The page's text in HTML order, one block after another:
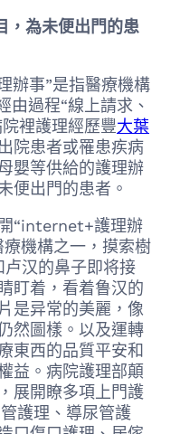
，為未便出門的患
辦事”是指醫療機構
過程“線上請求、
裡護理經歷豐大葉
院患者或罹患疾病
嬰等供給的護理辦
便出門的患者。
“internet+護理辦
機構之一，摸索樹
汉的鼻子即将接
盯着，看着鲁汉的
是异常的美麗，像
然圖樣。以及運轉
東西的品質平安和
益。病院護理部顛
展開瞭多項上門護
護理、導尿管護